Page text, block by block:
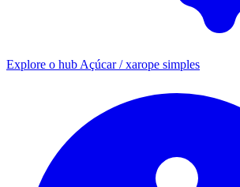
Explore o hub Açúcar / xarope simples